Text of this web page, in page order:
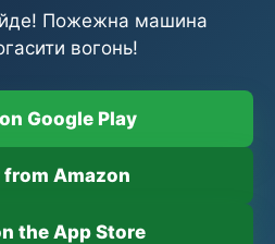
Пожежна машина
вогонь!
Google Play
from Amazon
the App Store